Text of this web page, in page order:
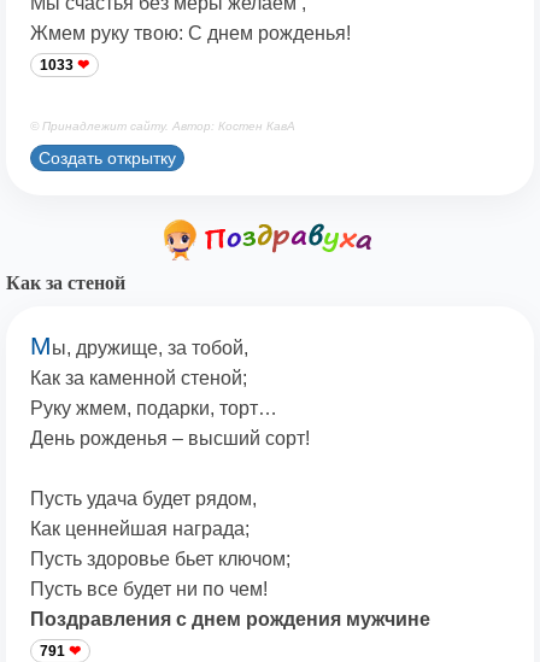
Жмем руку твою: С днем рожденья!
1033
© Принадлежит сайту. Автор: Костен КавА
Создать открытку
Как за стеной
Мы, дружище, за тобой,
Как за каменной стеной;
Руку жмем, подарки, торт…
День рожденья – высший сорт!
Пусть удача будет рядом,
Как ценнейшая награда;
Пусть здоровье бьет ключом;
Пусть все будет ни по чем!
Поздравления с днем рождения мужчине
791